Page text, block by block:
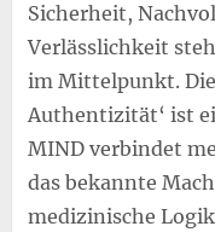
Sicherheit,
Verlässlichkeit
im Mittelpunkt.
Authentizität‘ ist
MIND verbindet
das bekannte
medizinische